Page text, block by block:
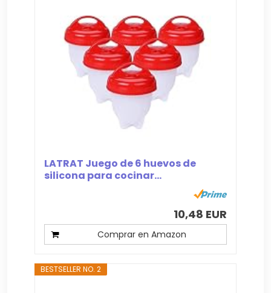
LATRAT Juego de 6 huevos de
silicona para cocinar...
10,48 EUR
Comprar en Amazon
BESTSELLER NO. 2